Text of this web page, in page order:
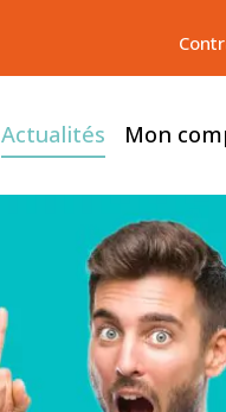
Actualités Mon